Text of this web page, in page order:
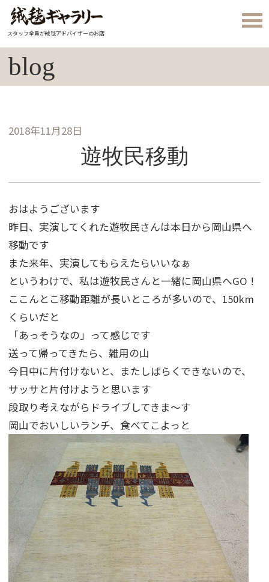
スタッフ全員が絨毯アドバイザーのお店
blog
2018年11月28日
遊牧民移動
おはようございます
昨日、実演してくれた遊牧民さんは本日から岡山県へ
移動です
また来年、実演してもらえたらいいなぁ
というわけで、私は遊牧民さんと一緒に岡山県へGO！
ここんとこ移動距離が長いところが多いので、150km
くらいだと
「あっそうなの」って感じです
送って帰ってきたら、雑用の山
今日中に片付けないと、またしばらくできないので、
サッサと片付けようと思います
段取り考えながらドライブしてきま～す
岡山でおいしいランチ、食べてこよっと